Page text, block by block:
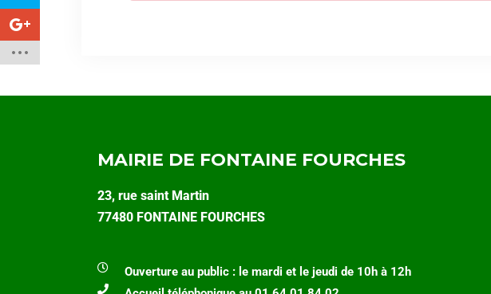
MAIRIE DE FONTAINE FOURCHES
23, rue saint Martin
77480 FONTAINE FOURCHES
Ouverture au public : le mardi et le jeudi de 10h à 12h